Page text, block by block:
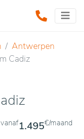
Antwerpen
Cadiz
vanaf1.495€/maand